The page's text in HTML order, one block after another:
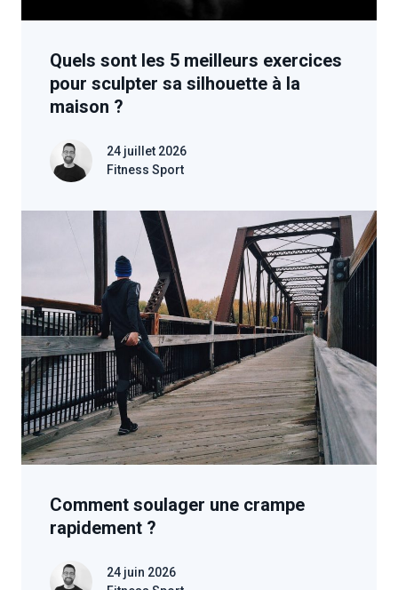
Quels sont les 5 meilleurs exercices
pour sculpter sa silhouette à la
maison ?
24 juillet 2026
Fitness Sport
Comment soulager une crampe
rapidement ?
24 juin 2026